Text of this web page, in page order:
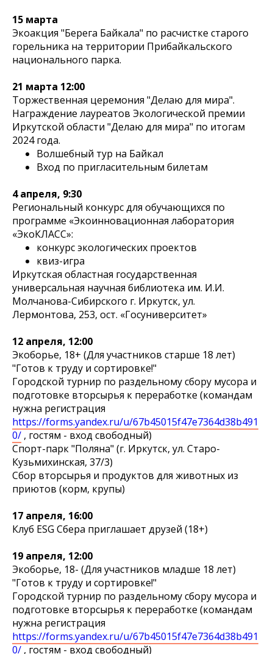
15 марта
Экоакция "Берега Байкала" по расчистке старого
горельника на территории Прибайкальского
национального парка.
21 марта 12:00
Торжественная церемония "Делаю для мира".
Награждение лауреатов Экологической премии
Иркутской области "Делаю для мира" по итогам
2024 года.
Волшебный тур на Байкал
Вход по пригласительным билетам
4 апреля, 9:30
Региональный конкурс для обучающихся по
программе «Экоинновационная лаборатория
«ЭкоКЛАСС»:
конкурс экологических проектов
квиз-игра
Иркутская областная государственная
универсальная научная библиотека им. И.И.
Молчанова-Сибирского г. Иркутск, ул.
Лермонтова, 253, ост. «Госуниверситет»
12 апреля, 12:00
Экоборье, 18+ (Для участников старше 18 лет)
"Готов к труду и сортировке!"
Городской турнир по раздельному сбору мусора и
подготовке вторсырья к переработке (командам
нужна регистрация
https://forms.yandex.ru/u/67b45015f47e7364d38b491
0/ , гостям - вход свободный)
Спорт-парк "Поляна" (г. Иркутск, ул. Старо-
Кузьмихинская, 37/3)
Сбор вторсырья и продуктов для животных из
приютов (корм, крупы)
17 апреля, 16:00
Клуб ESG Сбера приглашает друзей (18+)
19 апреля, 12:00
Экоборье, 18- (Для участников младше 18 лет)
"Готов к труду и сортировке!"
Городской турнир по раздельному сбору мусора и
подготовке вторсырья к переработке (командам
нужна регистрация
https://forms.yandex.ru/u/67b45015f47e7364d38b491
0/ , гостям - вход свободный)